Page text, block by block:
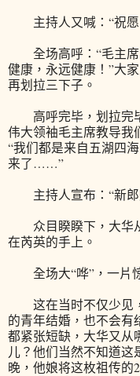
主持人又喊：“祝愿
全场高呼：“毛主席
健康，永远健康！”大
再划拉三下子。
高呼完毕，划拉完毕
伟大领袖毛主席教导我
“我们都是来自五湖四
来了……”
主持人宣布：“新郎
众目睽睽下，大华
在芮英的手上。
全场大“哗”，一片
这在当时不仅少见
的青年结婚，也不会有
都紧张短缺，大华又从
儿？他们当然不知道
晚，他娘将这枚祖传的